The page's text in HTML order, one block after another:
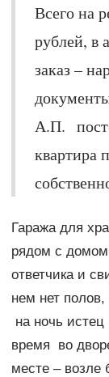
Всего на
рублей, в
заказ –
А.П.
квартира
Гаража для
рядом с
ответчика и
нем нет
на ночь
время во
месте – возле